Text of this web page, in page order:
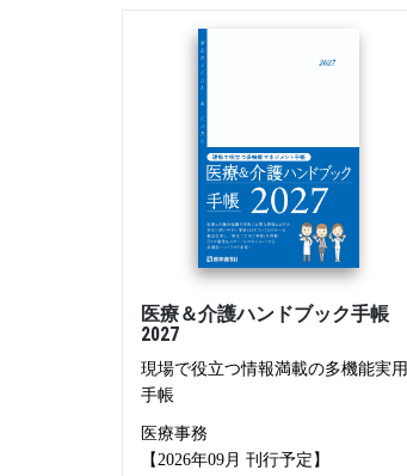
医療＆介護ハンドブック手帳
2027
現場で役立つ情報満載の多機能実用
手帳
医療事務
【2026年09月 刊行予定】